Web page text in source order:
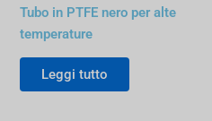
Tubo in PTFE nero per alte
temperature
Leggi tutto